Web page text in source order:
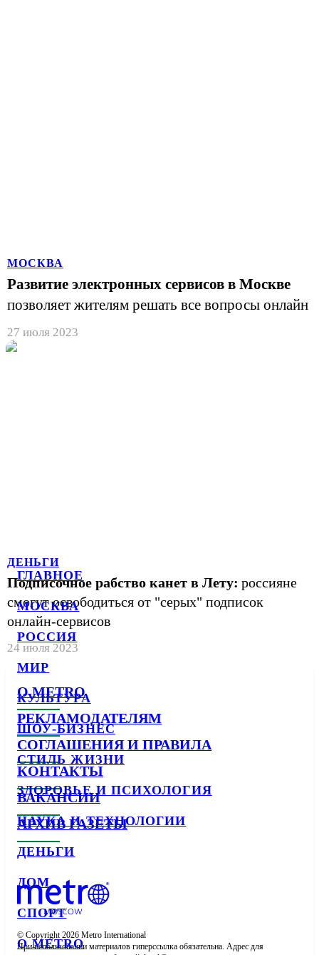
ГЛАВНОЕ
МОСКВА
РОССИЯ
МИР
КУЛЬТУРА
ШОУ-БИЗНЕС
СТИЛЬ ЖИЗНИ
ЗДОРОВЬЕ И ПСИХОЛОГИЯ
НАУКА И ТЕХНОЛОГИИ
ДЕНЬГИ
ДОМ
СПОРТ
О METRO
МОСКВА
Развитие электронных сервисов в Москве
позволяет жителям решать все вопросы онлайн
27 июля 2023
ДЕНЬГИ
Подписочное рабство канет в Лету: россияне
смогут освободиться от "серых" подписок
онлайн-сервисов
24 июля 2023
О METRO
РЕКЛАМОДАТЕЛЯМ
СОГЛАШЕНИЯ И ПРАВИЛА
КОНТАКТЫ
ВАКАНСИИ
АРХИВ ГАЗЕТЫ
© Copyright 2026 Metro International
При использовании материалов гиперссылка обязательна. Адрес для